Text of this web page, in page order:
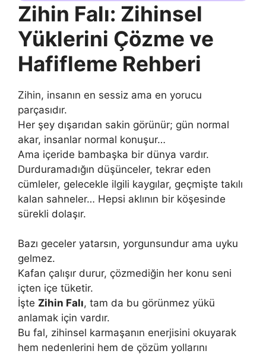
Zihin Falı: Zihinsel
Yüklerini Çözme ve
Hafifleme Rehberi
Zihin, insanın en sessiz ama en yorucu
parçasıdır.
Her şey dışarıdan sakin görünür; gün normal
akar, insanlar normal konuşur…
Ama içeride bambaşka bir dünya vardır.
Durduramadığın düşünceler, tekrar eden
cümleler, gelecekle ilgili kaygılar, geçmişte takılı
kalan sahneler… Hepsi aklının bir köşesinde
sürekli dolaşır.
Bazı geceler yatarsın, yorgunsundur ama uyku
gelmez.
Kafan çalışır durur, çözmediğin her konu seni
içten içe tüketir.
İşte Zihin Falı, tam da bu görünmez yükü
anlamak için vardır.
Bu fal, zihinsel karmaşanın enerjisini okuyarak
hem nedenlerini hem de çözüm yollarını